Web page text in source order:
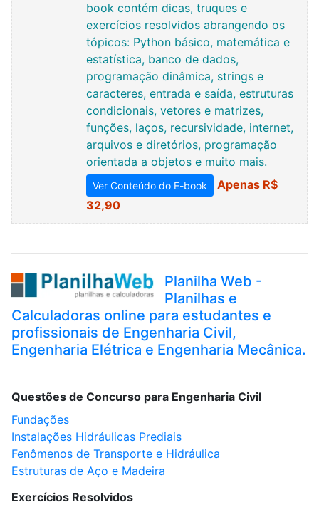
book contém dicas, truques e
exercícios resolvidos abrangendo os
tópicos: Python básico, matemática e
estatística, banco de dados,
programação dinâmica, strings e
caracteres, entrada e saída, estruturas
condicionais, vetores e matrizes,
funções, laços, recursividade, internet,
arquivos e diretórios, programação
orientada a objetos e muito mais.
Ver Conteúdo do E-book
Apenas R$
32,90
Planilha Web -
Planilhas e
Calculadoras online para estudantes e
profissionais de Engenharia Civil,
Engenharia Elétrica e Engenharia Mecânica.
Questões de Concurso para Engenharia Civil
Fundações
Instalações Hidráulicas Prediais
Fenômenos de Transporte e Hidráulica
Estruturas de Aço e Madeira
Exercícios Resolvidos